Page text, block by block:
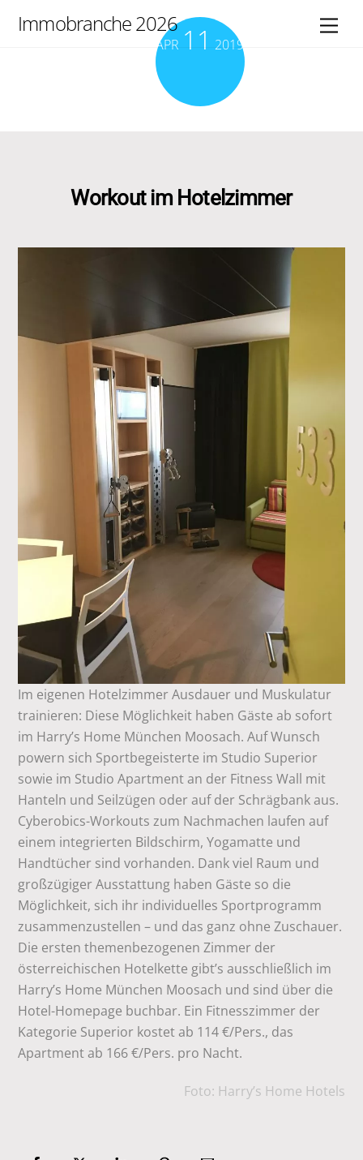
Immobranche 2026
APR 11 2019
Workout im Hotelzimmer
Im eigenen Hotelzimmer Ausdauer und Muskulatur
trainieren: Diese Möglichkeit haben Gäste ab sofort
im Harry’s Home München Moosach. Auf Wunsch
powern sich Sportbegeisterte im Studio Superior
sowie im Studio Apartment an der Fitness Wall mit
Hanteln und Seilzügen oder auf der Schrägbank aus.
Cyberobics-Workouts zum Nachmachen laufen auf
einem integrierten Bildschirm, Yogamatte und
Handtücher sind vorhanden. Dank viel Raum und
großzügiger Ausstattung haben Gäste so die
Möglichkeit, sich ihr individuelles Sportprogramm
zusammenzustellen – und das ganz ohne Zuschauer.
Die ersten themenbezogenen Zimmer der
österreichischen Hotelkette gibt’s ausschließlich im
Harry’s Home München Moosach und sind über die
Hotel-Homepage buchbar. Ein Fitnesszimmer der
Kategorie Superior kostet ab 114 €/Pers., das
Apartment ab 166 €/Pers. pro Nacht.
Foto: Harry’s Home Hotels